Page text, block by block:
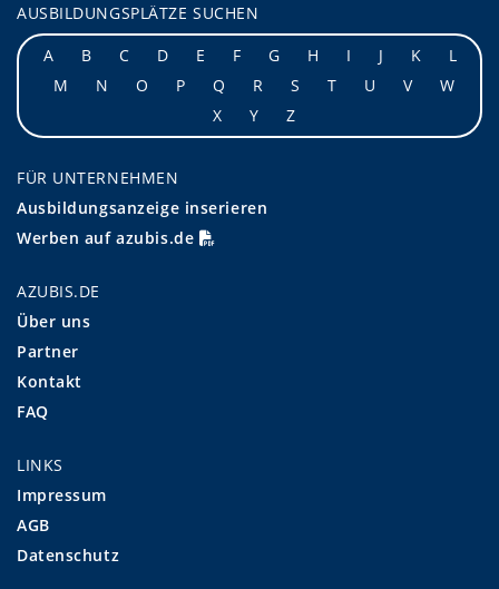
AUSBILDUNGSPLÄTZE SUCHEN
A
B C D E F G H I J K
L
M
N O P Q R S T U V
W
X
Y Z
FÜR UNTERNEHMEN
Ausbildungsanzeige inserieren
Werben auf azubis.de
AZUBIS.DE
Über uns
Partner
Kontakt
FAQ
LINKS
Impressum
AGB
Datenschutz